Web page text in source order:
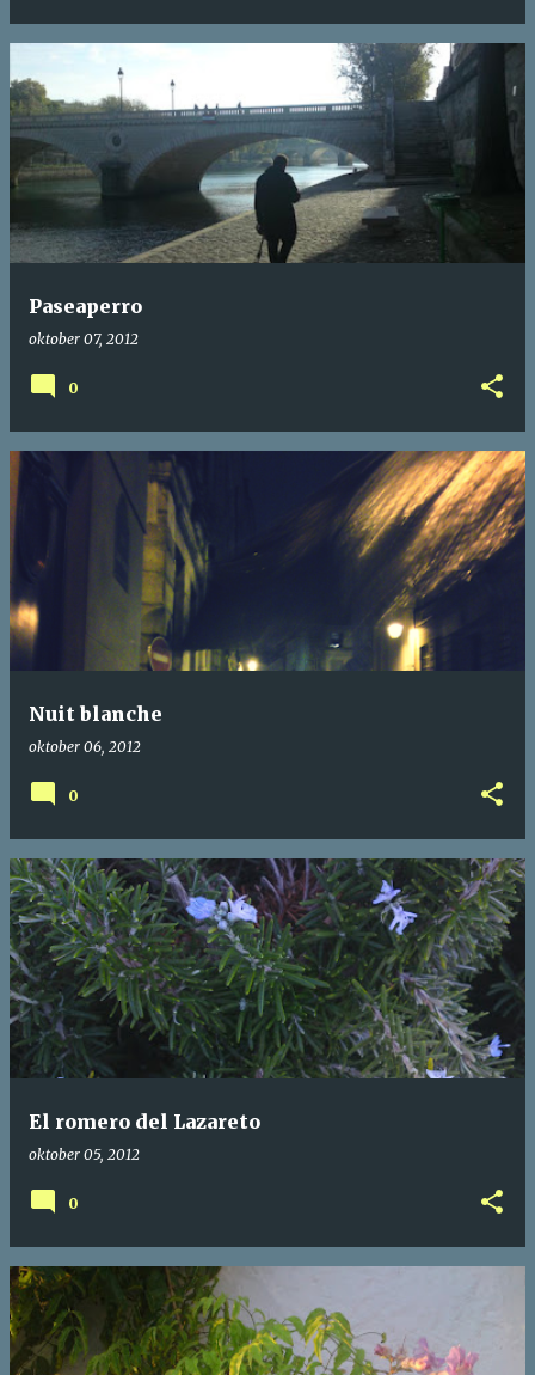
Paseaperro
oktober 07, 2012
0
Nuit blanche
oktober 06, 2012
0
El romero del Lazareto
oktober 05, 2012
0